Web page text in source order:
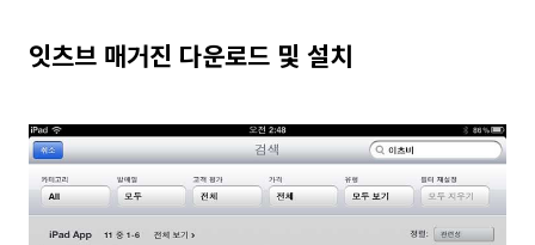
잇츠브 매거진 다운로드 및 설치